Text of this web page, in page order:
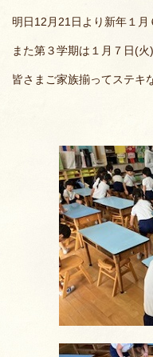
明日12月21日より新年１月
また第３学期は１月７日(
皆さまご家族揃ってステキ